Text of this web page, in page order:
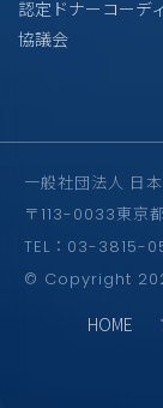
認定ドナーコーデ
協議会
一般社団法人 日
〒113-0033東京
TEL：03-3815-
© Copyright
HOME